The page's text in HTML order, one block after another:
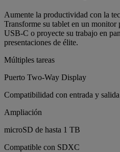
Aumente la productividad con la
Transforme su tablet en un
USB-C o proyecte su trabajo en
presentaciones de élite.
Múltiples tareas
Puerto Two-Way Display
Compatibilidad con entrada y
Ampliación
microSD de hasta 1 TB
Compatible con SDXC